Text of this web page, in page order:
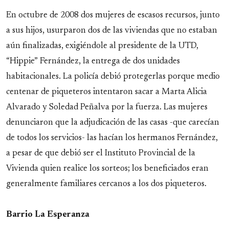
En octubre de 2008 dos mujeres de escasos recursos, junto
a sus hijos, usurparon dos de las viviendas que no estaban
aún finalizadas, exigiéndole al presidente de la UTD,
“Hippie” Fernández, la entrega de dos unidades
habitacionales. La policía debió protegerlas porque medio
centenar de piqueteros intentaron sacar a Marta Alicia
Alvarado y Soledad Peñalva por la fuerza. Las mujeres
denunciaron que la adjudicación de las casas -que carecían
de todos los servicios- las hacían los hermanos Fernández,
a pesar de que debió ser el Instituto Provincial de la
Vivienda quien realice los sorteos; los beneficiados eran
generalmente familiares cercanos a los dos piqueteros.
Barrio La Esperanza